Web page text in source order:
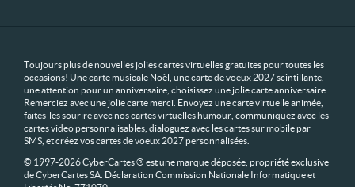
Toujours plus de nouvelles jolies cartes virtuelles gratuites pour toutes les
occasions! Une carte musicale Noël, une carte de voeux 2027 scintillante,
une attention pour un anniversaire, choisissez une jolie carte anniversaire.
Remerciez avec une jolie carte merci. Envoyez une carte virtuelle animée,
faites-les sourire avec nos cartes virtuelles humour, communiquez avec les
cartes video personnalisables, dialoguez avec les cartes sur mobile par
SMS, et créez vos cartes de voeux 2027 personnalisées.
© 1997-2026 CyberCartes ® est une marque déposée, propriété exclusive
de CyberCartes SA. Déclaration Commission Nationale Informatique et